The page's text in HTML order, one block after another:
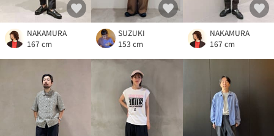
NAKAMURA
167 cm
SUZUKI
153 cm
NAKAMURA
167 cm